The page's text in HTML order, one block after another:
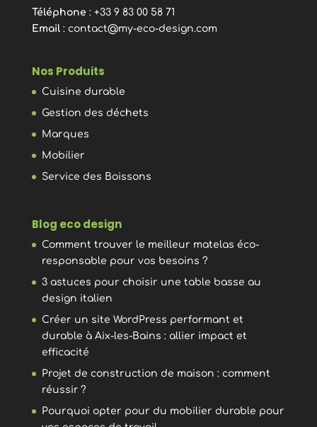
Téléphone : +33 9 83 00 58 71
Email: contact@my-eco-design.com
Nos Produits
Cuisine durable
Gestion des déchets
Marques
Mobilier
Service des Boissons
Blog eco design
Comment trouver le meilleur matelas éco-
responsable pour vos besoins ?
3 astuces pour choisir une table basse au
design italien
Créer un site WordPress performant et
durable à Aix-les-Bains : allier impact et
efficacité
Projet de construction de maison : comment
réussir ?
Pourquoi opter pour du mobilier durable pour